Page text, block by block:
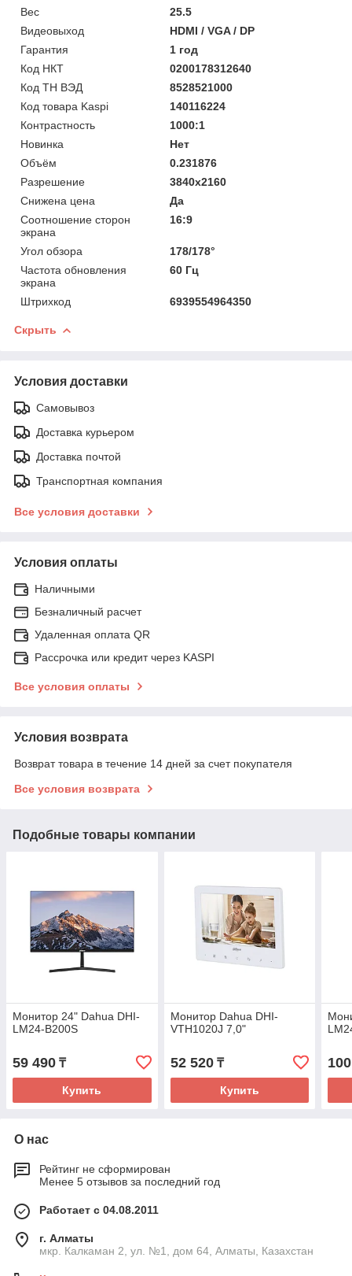
Вес
25.5
Видеовыход
HDMI / VGA / DP
Гарантия
1 год
Код НКТ
0200178312640
Код ТН ВЭД
8528521000
Код товара Kaspi
140116224
Контрастность
1000:1
Новинка
Нет
Объём
0.231876
Разрешение
3840x2160
Снижена цена
Да
Соотношение сторон
экрана
16:9
Угол обзора
178/178°
Частота обновления
экрана
60 Гц
Штрихкод 6939554964350
Скрыть
Условия доставки
Самовывоз
Доставка курьером
Доставка почтой
Транспортная компания
Все условия доставки
Условия оплаты
Наличными
Безналичный расчет
Удаленная оплата QR
Рассрочка или кредит через KASPI
Все условия оплаты
Условия возврата
Возврат товара в течение 14 дней за счет покупателя
Все условия возврата
Подобные товары компании
Монитор 24" Dahua DHI-
LM24-B200S
59 490 ₸
Купить
Монитор Dahua DHI-
VTH1020J 7,0"
52 520₸
Купить
О нас
Рейтинг не сформирован
Менее 5 отзывов за последний год
Работает с 04.08.2011
г. Алматы
мкр. Калкаман 2, ул. №1, дом 64, Алматы, Казахстан